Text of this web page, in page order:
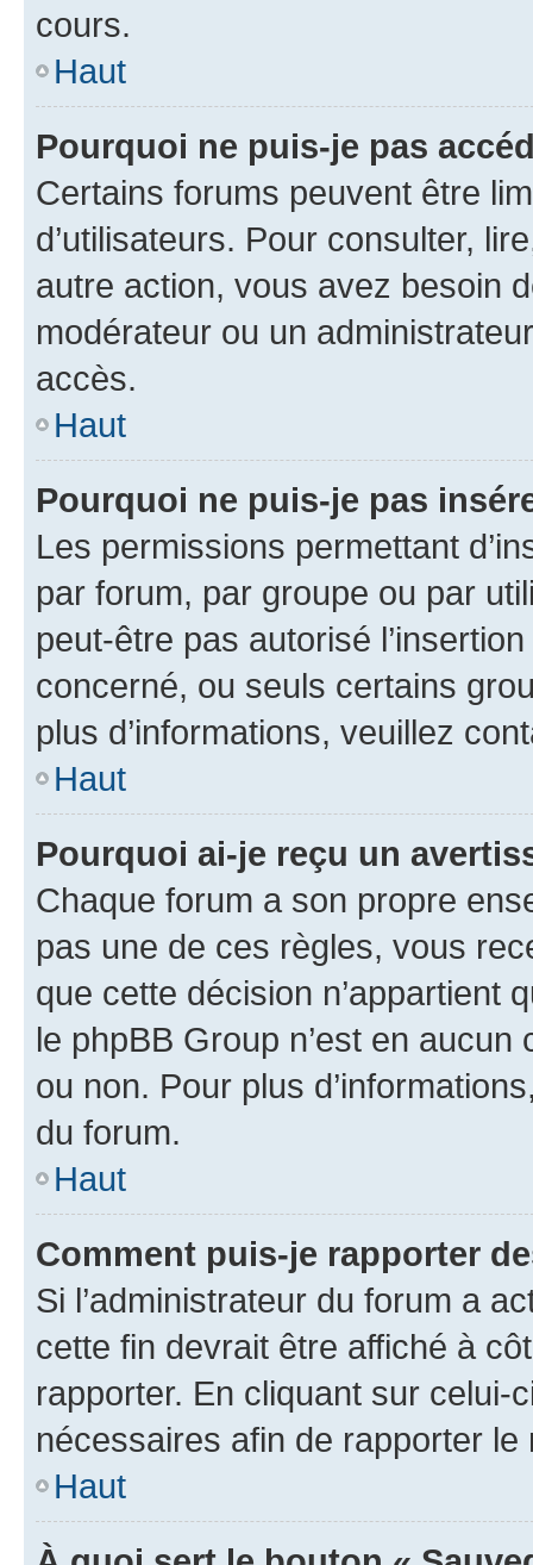
cours.
Haut
Pourquoi ne puis-je pas
Certains forums peuvent être
d’utilisateurs. Pour consulter,
autre action, vous avez besoin
modérateur ou un
accès.
Haut
Pourquoi ne puis-je pas
Les permissions permettant
par forum, par groupe ou par
peut-être pas autorisé
concerné, ou seuls certains
plus d’informations, veuillez
Haut
Pourquoi ai-je reçu un
Chaque forum a son propre
pas une de ces règles, vous
que cette décision n’appartient
le phpBB Group n’est en
ou non. Pour plus
du forum.
Haut
Comment puis-je rapporter
Si l’administrateur du forum a
cette fin devrait être affiché à
rapporter. En cliquant sur
nécessaires afin de rapporter le
Haut